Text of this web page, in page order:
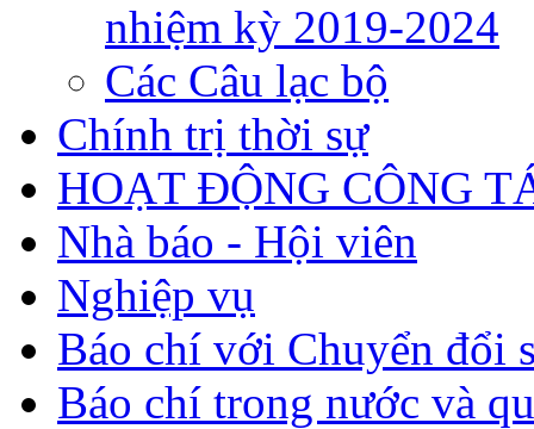
nhiệm kỳ 2019-2024
Các Câu lạc bộ
Chính trị thời sự
HOẠT ĐỘNG CÔNG
Nhà báo - Hội viên
Nghiệp vụ
Báo chí với Chuyển đổi
Báo chí trong nước và